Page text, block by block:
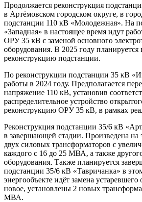
Продолжается реконструкция
в Артёмовском городском округе, в
подстанции 110 кВ «Молодежная». На
«Западная» в настоящее время идут
ОРУ 35 кВ с заменой основного
оборудования. В 2025 году
реконструкцию подстанции.
По реконструкции подстанции 35 кВ
работы в 2024 году. Предполагается
напряжение 110 кВ, установив
распределительное устройство
реконструкцию ОРУ 35 кВ, в рамках
Реконструкция подстанции 35/6 кВ
в завершающей стадии. Произведена на
двух силовых трансформаторов с
каждого с 16 до 25 МВА, а также
оборудования. Также планируется
подстанции 35/6 кВ «Тавричанка» в
энергообъекте идёт замена устаревшего
новое, установлены 2 новых
МВА.